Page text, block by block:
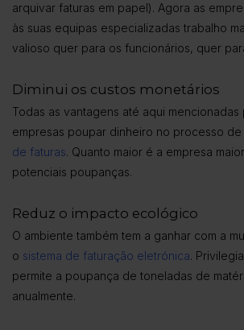
arquivar faturas em papel). Agora as
às suas equipas especializadas trabalho
valioso quer para os funcionários, quer
Diminui os custos monetários
Todas as vantagens até aqui mencionadas
empresas poupar dinheiro no processo de
de faturas. Quanto maior é a empresa
potenciais poupanças.
Reduz o impacto ecológico
O ambiente também tem a ganhar com a
o sistema de faturação eletrónica.
permite a poupança de toneladas de
anualmente.